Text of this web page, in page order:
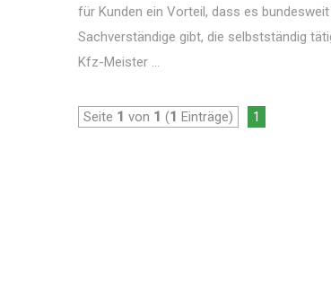
für Kunden ein Vorteil, dass es
Sachverständige gibt, die selbstständig
Kfz-Meister ...
Seite 1 von 1 (1 Einträge) 1